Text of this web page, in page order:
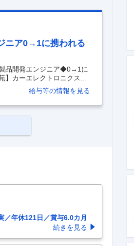
ニア0→1に携われる
品開発エンジニア◆0→1に
カーエレクトロニクス製
【具体的な仕事内容】
能です！】 カーエレクトロ
場をリードしていくために
『R-SPEC』に関する自
給与等の情報を見る
／年休121日／賞与6.0カ月
続きを見る